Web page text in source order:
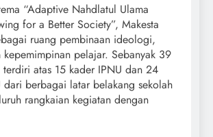
“Adaptive Nahdlatul Ulama
for a Better Society”, Makesta
ruang pembinaan ideologi,
kepemimpinan pelajar. Sebanyak 39
terdiri atas 15 kader IPNU dan 24
dari berbagai latar belakang sekolah
rangkaian kegiatan dengan